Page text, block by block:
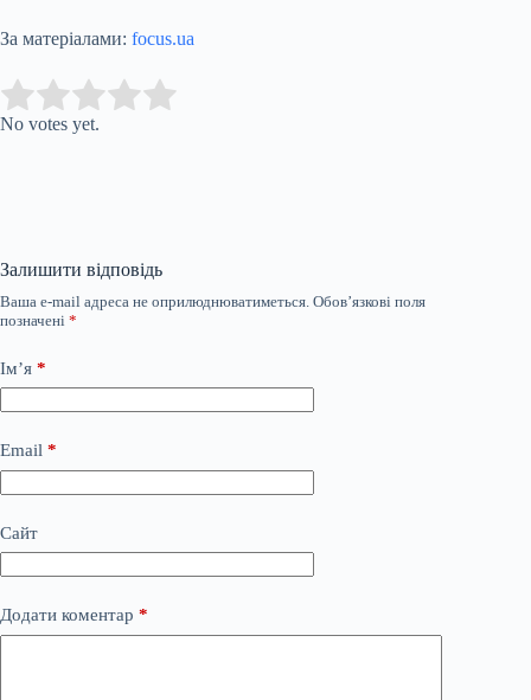
За матеріалами: focus.ua
Rate this item:
No votes yet.
Залишити відповідь
Ваша e-mail адреса не оприлюднюватиметься. Обов’язкові поля
позначені *
Ім’я *
Email *
Сайт
Додати коментар *